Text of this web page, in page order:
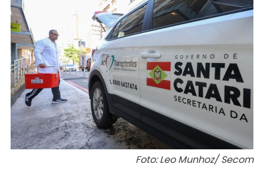
Foto: Leo Munhoz/ Secom